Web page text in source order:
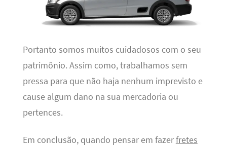
Portanto somos muitos cuidadosos com o seu
patrimônio. Assim como, trabalhamos sem
pressa para que não haja nenhum imprevisto e
cause algum dano na sua mercadoria ou
pertences.
Em conclusão, quando pensar em fazerfretes